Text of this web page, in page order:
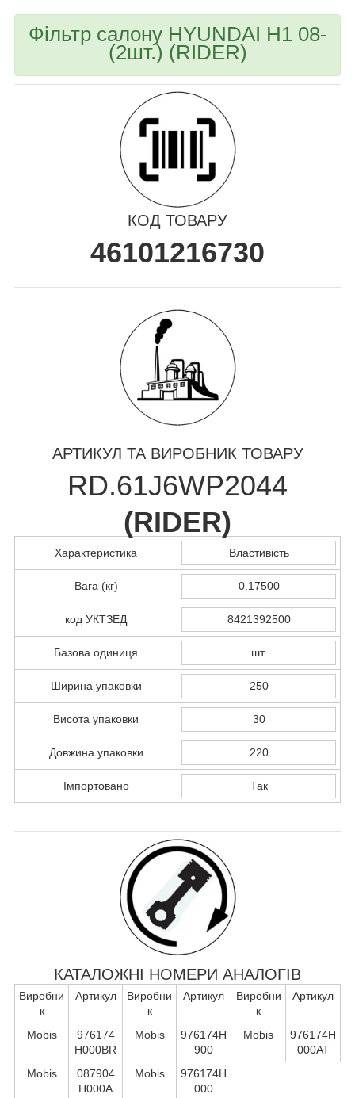
Фільтр салону HYUNDAI H1 08-
(2шт.) (RIDER)
КОД ТОВАРУ
46101216730
АРТИКУЛ ТА ВИРОБНИК ТОВАРУ
RD.61J6WP2044
(RIDER)
Характеристика Властивість
Вага (кг) 0.17500
код УКТЗЕД 8421392500
Базова одиниця шт.
Ширина упаковки 250
Висота упаковки 30
Довжина упаковки 220
Імпортовано Так
КАТАЛОЖНІ НОМЕРИ АНАЛОГІВ
Виробни
к
Артикул
Виробни
к
Артикул
Виробни
к
Артикул
Mobis
976174
H000BR
Mobis
976174H
900
Mobis
976174H
000AT
Mobis
087904
H000A
Mobis
976174H
000